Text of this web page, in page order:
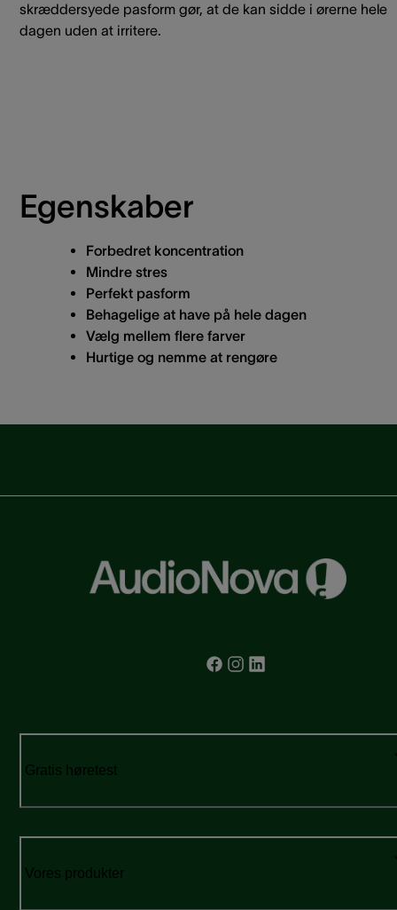
skræddersyede pasform gør, at de kan sidde i ørerne hele
dagen uden at irritere.
Egenskaber
Forbedret koncentration
Mindre stres
Perfekt pasform
Behagelige at have på hele dagen
Vælg mellem flere farver
Hurtige og nemme at rengøre
Gratis høretest
Vores produkter